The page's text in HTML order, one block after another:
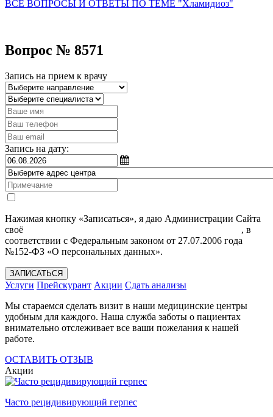
ВСЕ ВОПРОСЫ И ОТВЕТЫ ПО ТЕМЕ "Хламидиоз"
Вопрос № 8571
Запись на прием к врачу
Запись на дату:
Нажимая кнопку «Записаться», я даю Администрации Сайта
своё
, в
соответствии с Федеральным законом от 27.07.2006 года
№152-ФЗ «О персональных данных».
ЗАПИСАТЬСЯ
Услуги Прейскурант Акции Сдать анализы
Мы стараемся сделать визит в наши медицинские центры
удобным для каждого. Наша служба заботы о пациентах
внимательно отслеживает все ваши пожелания к нашей
работе.
ОСТАВИТЬ ОТЗЫВ
Акции
Часто рецидивирующий герпес